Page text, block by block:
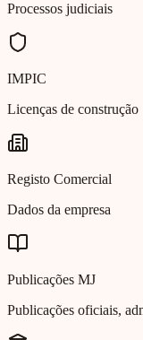
Processos judiciais
IMPIC
Licenças de construção
Registo Comercial
Dados da empresa
Publicações MJ
Publicações oficiais,